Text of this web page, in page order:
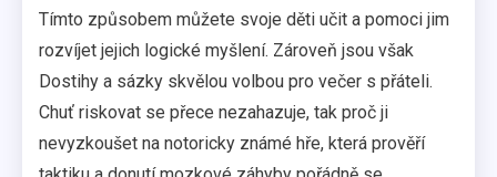
Tímto způsobem můžete svoje děti učit a pomoci jim
rozvíjet jejich logické myšlení. Zároveň jsou však
Dostihy a sázky skvělou volbou pro večer s přáteli.
Chuť riskovat se přece nezahazuje, tak proč ji
nevyzkoušet na notoricky známé hře, která prověří